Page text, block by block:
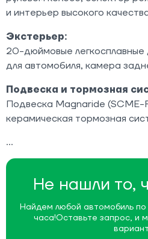
Не нашли то,
Найдем любой автомобиль
часа!Оставьте запрос, и
и интерьер высокого
Экстерьер:
20-дюймовые легкосплавные
для автомобиля, камера
Подвеска и тормозная
Подвеска Magnaride (SCME-
керамическая тормозная